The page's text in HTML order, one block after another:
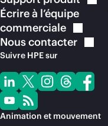
Écrire à l’équipe
commerciale
Nouscontacter
Suivre HPE sur
Animation et mouvement